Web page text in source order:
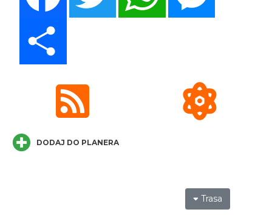
3.71 km
3.80 km
DODAJ DO PLANERA
Trasa